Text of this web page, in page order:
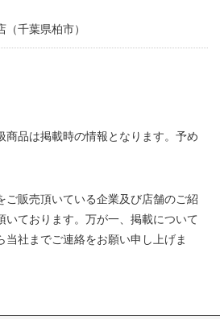
千葉県柏市）
商品は掲載時の情報となります。予め
ご販売頂いている企業及び店舗のご紹
いております。万が一、掲載について
当社までご連絡をお願い申し上げま